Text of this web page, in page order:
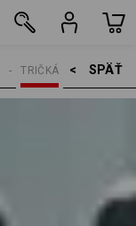
SPÄŤ    >
TRIČKÁ